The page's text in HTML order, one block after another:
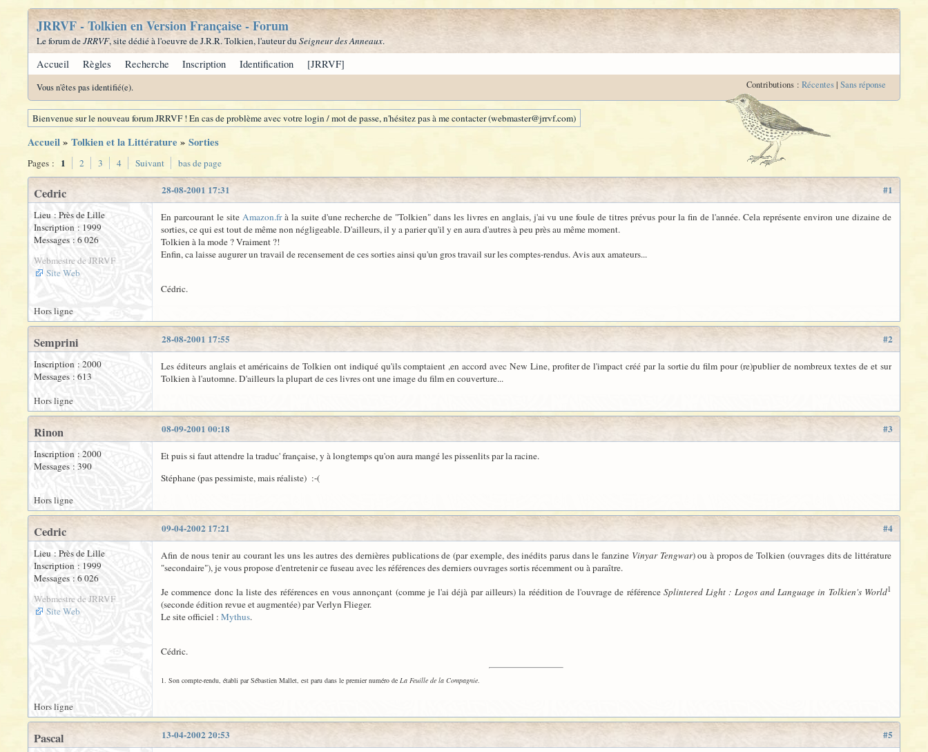
JRRVF - Tolkien en Version Française - Forum
Le forum deJRRVF, site dédié à l'oeuvre de J.R.R. Tolkien, l'auteur du Seigneur des Anneaux.
Accueil Règles Recherche Inscription Identification [JRRVF]
Vous n'êtes pas identifié(e). Contributions : Récentes| Sans réponse
Bienvenue sur le nouveau forum JRRVF ! En cas de problème avec votre login / mot de passe, n'hésitez pas à me contacter (webmaster@jrrvf.com)
Accueil» Tolkien et la Littérature » Sorties
Pages : 1 2 3 4 Suivant bas de page
#1
28-08-2001 17:31
Cedric
Lieu : Près de Lille
Inscription : 1999
Messages : 6 026
Webmestre de JRRVF
Site Web
En parcourant le site Amazon.frà la suite d'une recherche de "Tolkien" dans les livres en anglais, j'ai vu une foule de titres prévus pour la fin de l'année. Cela représente environ une dizaine de
sorties, ce qui est tout de même non négligeable. D'ailleurs, il y a parier qu'il y en aura d'autres à peu près au même moment.
Tolkien à la mode ? Vraiment ?!
Enfin, ca laisse augurer un travail de recensement de ces sorties ainsi qu'un gros travail sur les comptes-rendus. Avis aux amateurs...
Cédric.
Hors ligne
#2
28-08-2001 17:55
Semprini
Inscription : 2000
Messages : 613
Les éditeurs anglais et américains de Tolkien ont indiqué qu'ils comptaient ,en accord avec New Line, profiter de l'impact créé par la sortie du film pour (re)publier de nombreux textes de et sur
Tolkien à l'automne. D'ailleurs la plupart de ces livres ont une image du film en couverture...
Hors ligne
#3
08-09-2001 00:18
Rinon
Inscription : 2000
Messages : 390
Et puis si faut attendre la traduc' française, y à longtemps qu'on aura mangé les pissenlits par la racine.
Stéphane (pas pessimiste, mais réaliste) :-(
Hors ligne
#4
09-04-2002 17:21
Cedric
Lieu : Près de Lille
Inscription : 1999
Messages : 6 026
Webmestre de JRRVF
Site Web
Afin de nous tenir au courant les uns les autres des dernières publications de (par exemple, des inédits parus dans le fanzine Vinyar Tengwar) ou à propos de Tolkien (ouvrages dits de littérature
"secondaire"), je vous propose d'entretenir ce fuseau avec les références des derniers ouvrages sortis récemment ou à paraître.
Je commence donc la liste des références en vous annonçant (comme je l'ai déjà par ailleurs) la réédition de l'ouvrage de référence Splintered Light : Logos and Language in Tolkien's World1
(seconde édition revue et augmentée) par Verlyn Flieger.
Le site officiel : Mythus.
Cédric.
1. Son compte-rendu, établi par Sébastien Mallet, est paru dans le premier numéro de La Feuille de la Compagnie
Hors ligne
#5
13-04-2002 20:53
Pascal